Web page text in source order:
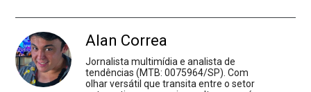
Alan Correa
Jornalista multimídia e analista de
tendências (MTB: 0075964/SP). Com
olhar versátil que transita entre o setor